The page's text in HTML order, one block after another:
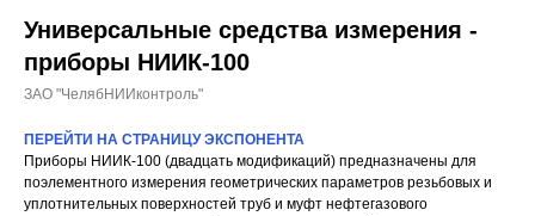
Универсальные средства измерения -
приборы НИИК-100
ЗАО "ЧелябНИИконтроль"
ПЕРЕЙТИ НА СТРАНИЦУ ЭКСПОНЕНТА
Приборы НИИК-100 (двадцать модификаций) предназначены для
поэлементного измерения геометрических параметров резьбовых и
уплотнительных поверхностей труб и муфт нефтегазового